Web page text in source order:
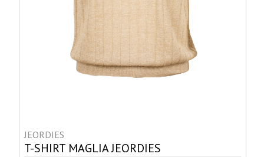
JEORDIES
T-SHIRT MAGLIA JEORDIES